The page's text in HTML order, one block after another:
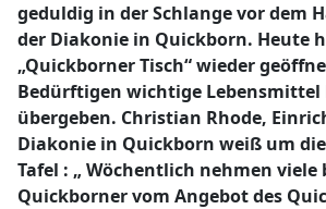
geduldig in der Schlange vor dem
der Diakonie in Quickborn. Heute
„Quickborner Tisch“ wieder
Bedürftigen wichtige Lebensmittel
übergeben. Christian Rhode,
Diakonie in Quickborn weiß um
Tafel : „ Wöchentlich nehmen
Quickborner vom Angebot des